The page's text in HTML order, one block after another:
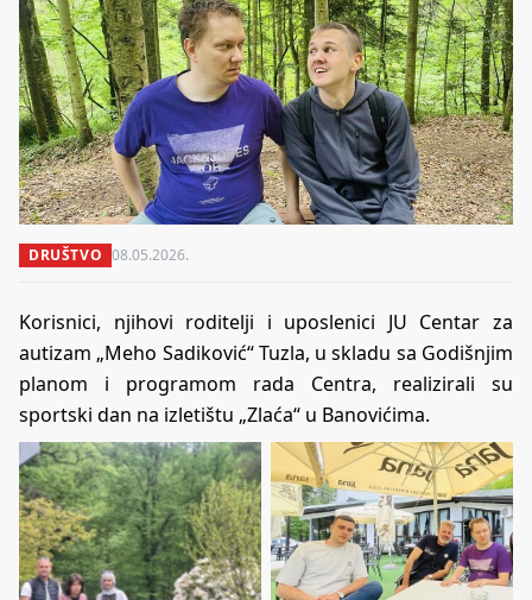
DRUŠTVO 08.05.2026.
Korisnici, njihovi roditelji i uposlenici JU Centar za
autizam „Meho Sadiković“ Tuzla, u skladu sa Godišnjim
planom i programom rada Centra, realizirali su
sportski dan na izletištu „Zlaća“ u Banovićima.